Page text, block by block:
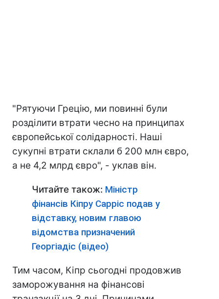
"Рятуючи Грецію, ми повинні були
розділити втрати чесно на принципах
європейської солідарності. Наші
сукупні втрати склали б 200 млн євро,
а не 4,2 млрд євро", - уклав він.
Читайте також: Міністр
фінансів Кіпру Сарріс подав у
відставку, новим главою
відомства призначений
Георгіадіс (відео)
Тим часом, Кіпр сьогодні продовжив
заморожування на фінансові